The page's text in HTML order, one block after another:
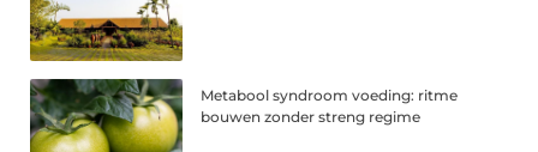
Metabool syndroom voeding: ritme
bouwen zonder streng regime